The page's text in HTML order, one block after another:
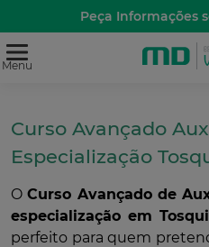
Peça Informações
Menu
Curso Avançado
Especialização
OCurso Avançado de
especialização em
perfeito para quem